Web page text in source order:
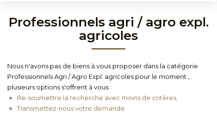
NOTRE AGENCE
NOTRE PHILOSOPHIE
CONTACT
Type de bien
Surface min
Plus de critères Créer une alerte
Professionnels agri / agro expl.
agricoles
Nous n'avons pas de biens à vous proposer dans la catégorie
Professionnels Agri / Agro Expl. agricoles pour le moment ,
plusieurs options s'offrent à vous :
Re-soumettre la recherche avec moins de critères.
Transmettez-nous votre demande